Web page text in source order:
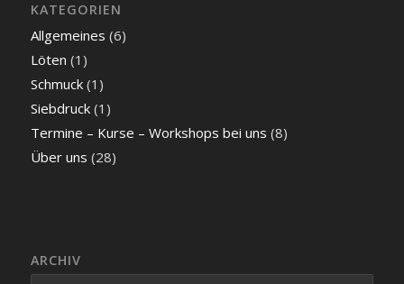
KATEGORIEN
Allgemeines (6)
Löten (1)
Schmuck(1)
Siebdruck(1)
Termine – Kurse – Workshops bei uns (8)
Über uns (28)
ARCHIV